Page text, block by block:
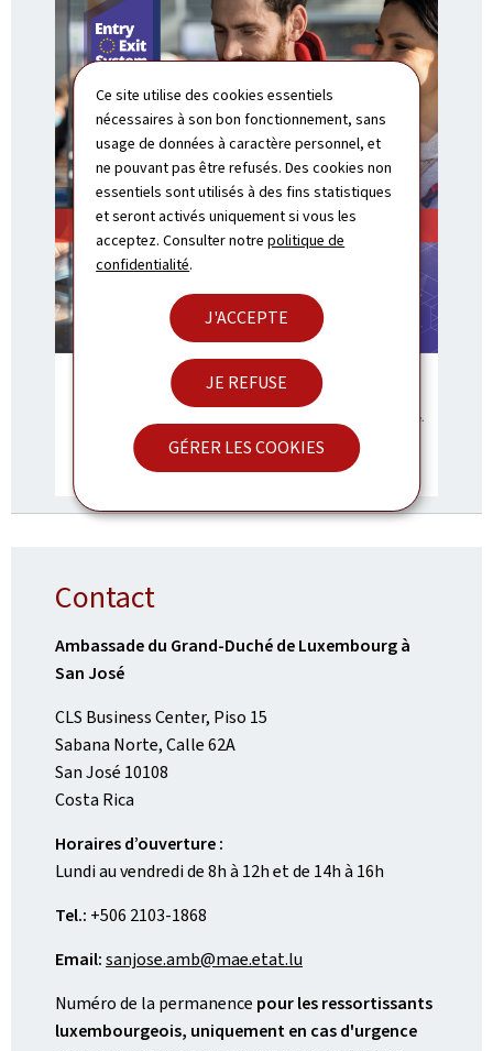
Ce site utilise des cookies essentiels
nécessaires à son bon fonctionnement, sans
usage de données à caractère personnel, et
ne pouvant pas être refusés. Des cookies non
essentiels sont utilisés à des fins statistiques
et seront activés uniquement si vous les
acceptez. Consulter notrepolitique de
confidentialité.
J'ACCEPTE
JE REFUSE
GÉRER LES COOKIES
Contact
Ambassade du Grand-Duché de Luxembourg à
San José
CLS Business Center, Piso 15
Sabana Norte, Calle 62A
San José 10108
Costa Rica
Horaires d’ouverture :
Lundi au vendredi de 8h à 12h et de 14h à 16h
Tel.: +506 2103-1868
Email:sanjose.amb@mae.etat.lu
Numéro de la permanence pour les ressortissants
luxembourgeois, uniquement en cas d'urgence